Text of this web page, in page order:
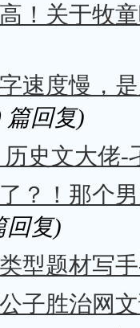
！关于牧
速度慢，
篇回复)
史文大佬-
？！那个
回复)
型题材写
子胜治网